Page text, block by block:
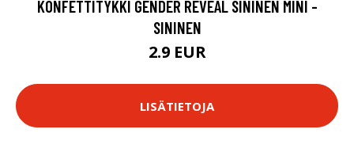
KONFETTITYKKI GENDER REVEAL SININEN MINI -
SININEN
2.9 EUR
LISÄTIETOJA